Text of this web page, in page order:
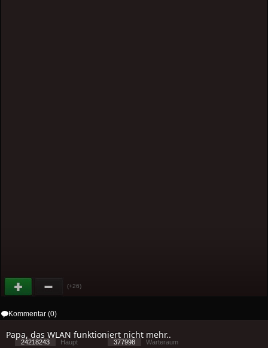
(+26)
Kommentar (0)
Papa, das WLAN funktioniert nicht mehr..
24218243 Haupt 377998
Warteraum